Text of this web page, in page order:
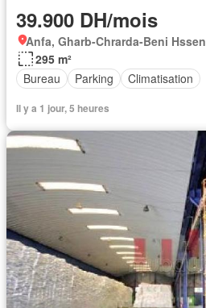
39.900 DH/mois
Anfa, Gharb-Chrarda-Beni Hssen
295 m²
Bureau
Parking Climatisation
Il y a 1 jour, 5 heures